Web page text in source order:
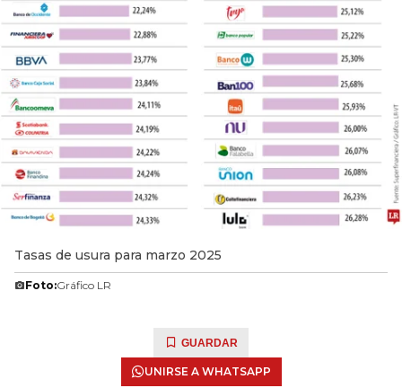
Tasas de usura para marzo 2025
Foto:Gráfico LR
GUARDAR
UNIRSE A WHATSAPP